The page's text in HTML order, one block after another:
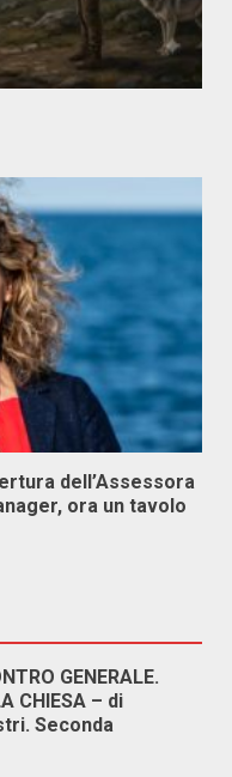
dell’Assessora
ora un tavolo
GENERALE.
CHIESA – di
Seconda